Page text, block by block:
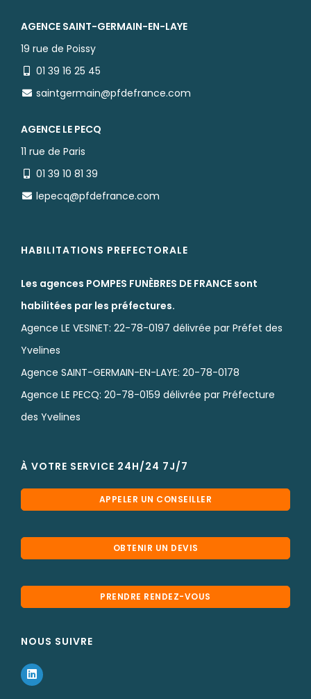
AGENCE SAINT-GERMAIN-EN-LAYE
19 rue de Poissy
01 39 16 25 45
saintgermain@pfdefrance.com
AGENCE LE PECQ
11 rue de Paris
01 39 10 81 39
lepecq@pfdefrance.com
HABILITATIONS PREFECTORALE
Les agences POMPES FUNÈBRES DE FRANCE sont
habilitées par les préfectures.
Agence LE VESINET: 22-78-0197 délivrée par Préfet des
Yvelines
Agence SAINT-GERMAIN-EN-LAYE: 20-78-0178
Agence LE PECQ: 20-78-0159 délivrée par Préfecture
des Yvelines
À VOTRE SERVICE 24H/24 7J/7
APPELER UN CONSEILLER
OBTENIR UN DEVIS
PRENDRE RENDEZ-VOUS
NOUS SUIVRE